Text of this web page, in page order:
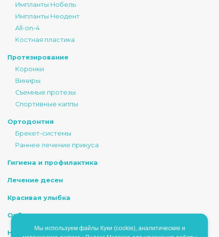
Импланты Нобель
Импланты Неодент
All-on-4
Костная пластика
Протезирование
Коронки
Виниры
Съемные протезы
Спортивные каппы
Ортодонтия
Брекет-системы
Раннее лечение прикуса
Гигиена и профилактика
Лечение десен
Красивая улыбка
Отбеливание
Наркоз/Седация
Мы используем файлы Куки (cookie), аналитические и